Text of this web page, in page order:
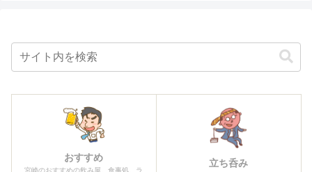
おすすめ
立ち呑み